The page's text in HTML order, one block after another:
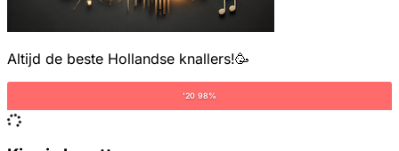
Altijd de beste Hollandse knallers!🥳
'20 98%